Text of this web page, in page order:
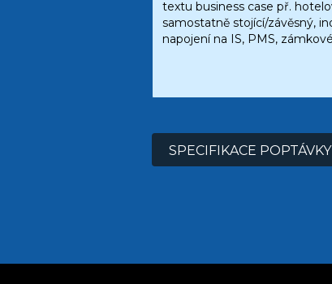
SPECIFIKACE POPTÁVKY